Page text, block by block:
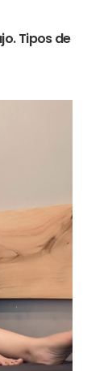
Tipos de